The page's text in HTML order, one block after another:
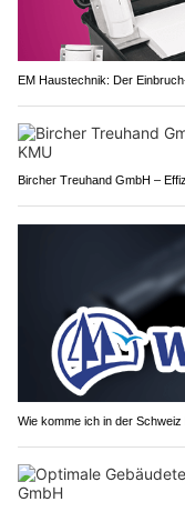
EM Haustechnik: Der
Bircher Treuhand GmbH –
Wie komme ich in der